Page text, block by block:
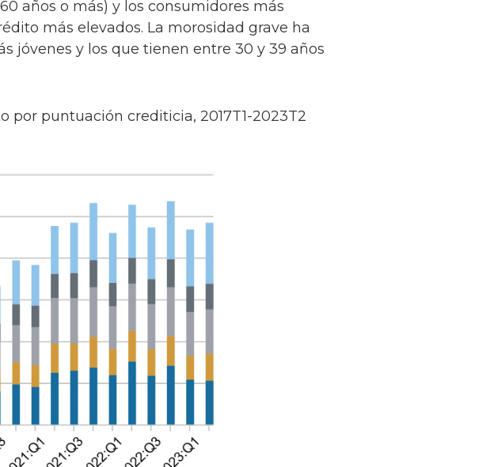
años o más) y los consumidores más
más elevados. La morosidad grave ha
jóvenes y los que tienen entre 30 y 39 años
por puntuación crediticia, 2017T1-2023T2